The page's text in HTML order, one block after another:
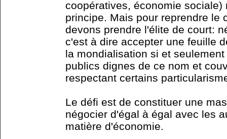
coopératives, économie sociale)
principe. Mais pour reprendre le
devons prendre l'élite de court:
c'est à dire accepter une feuille
la mondialisation si et
publics dignes de ce nom et
respectant certains
Le défi est de constituer une
négocier d'égal à égal avec les
matière d'économie.